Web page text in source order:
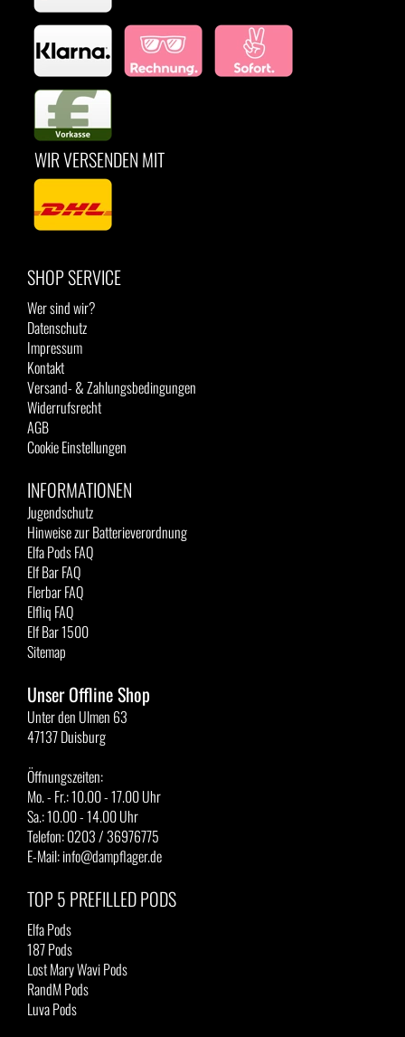
WIR VERSENDEN MIT
SHOP SERVICE
Wer sind wir?
Datenschutz
Impressum
Kontakt
Versand- & Zahlungsbedingungen
Widerrufsrecht
AGB
Cookie Einstellungen
INFORMATIONEN
Jugendschutz
Hinweise zur Batterieverordnung
Elfa Pods FAQ
Elf Bar FAQ
Flerbar FAQ
Elfliq FAQ
Elf Bar 1500
Sitemap
Unser Offline Shop
Unter den Ulmen 63
47137 Duisburg
Öffnungszeiten:
Mo. - Fr.: 10.00 - 17.00 Uhr
Sa.: 10.00 - 14.00 Uhr
Telefon: 0203 / 36976775
E-Mail: info@dampflager.de
TOP 5 PREFILLED PODS
Elfa Pods
187 Pods
Lost Mary Wavi Pods
RandM Pods
Luva Pods